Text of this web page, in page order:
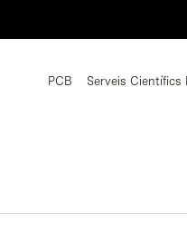
PCB Serveis Científics